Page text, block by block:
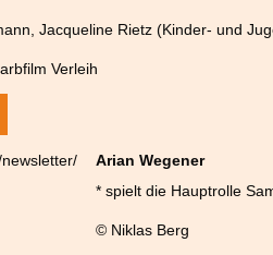
Jacqueline Rietz (Kinder- und
Verleih
Arian Wegener
* spielt die Hauptrolle
© Niklas Berg